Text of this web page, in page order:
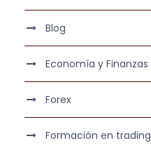
Blog
Economía y Finanzas
Forex
Formación en trading